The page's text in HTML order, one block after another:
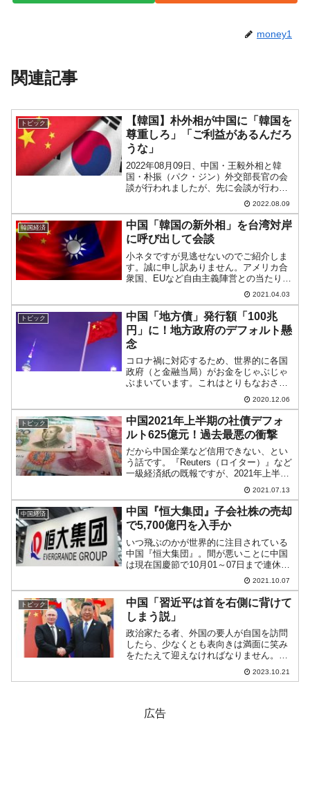
money1
関連記事
トピック
【韓国】朴外相が中国に「韓国を
尊重しろ」「ご利益があるんだろ
うな」
2022年08月09日、中国・王毅外相と韓
国・朴振（パク・ジン）外交部長官の会
談が行われましたが、先に会談が行われ
る直前の状況についての記事を上げま
す。朴振（パク・ジン）長官に興味深い
発言がありましたので。08月08日青島に
入り会談に備える...
2022.08.09
韓国経済
中国「韓国の新外相」を台湾対岸
に呼び出して会談
小ネタですが見逃せないのでご紹介しま
す。誠に申し訳ありません。アメリカ合
衆国、EUなど自由主義陣営との当たりが
厳しくなってきた中国ですが、味方に引
き入れるためか、「最も弱い輪」と目さ
れている韓国の鄭義溶（チョン・ウィヨ
ン）新外相を呼び出して...
2021.04.03
トピック
中国「地方債」発行額「100兆
円」に！地方政府のデフォルト懸
念
コロナ禍に対応するため、世界的に各国
政府（と金融当局）がお金をじゃぶじゃ
ぶまいています。これはとりもなおさず
政府が負債を増やすことでもあります。
例えば、韓国政府は3次に渡って災害支援
金を給付しますがこの財源はほとんど国
債の発行で賄うのです。...
2020.12.06
トピック
中国2021年上半期の社債デフォ
ルト625億元！過去最悪の衝撃
だから中国企業など信用できない、とい
う話です。『Reuters（ロイター）』など
一級経済紙の既報ですが、2021年上半期
の中国企業の社債のデフォルト金額が
「625.9億元」（約1兆640億円）に達しま
した。『ロイター』報道は『フィッチ』
がま...
2021.07.13
中国経済
中国『恒大集団』子会社株の売却
で5,700億円を入手か
いつ飛ぶのかが世界的に注目されている
中国『恒大集団』。間が悪いことに中国
は現在国慶節で10月01～07日まで連休で
す。先にご紹介したとおり、負債圧縮、
利払いを行うため、保有していた『盛京
銀行』の株式を売却して現金を入手する
ドタバタになってい...
2021.10.07
トピック
中国「習近平は首を右側に背けて
しまう説」
政治家たる者、外国の要人が自国を訪問
したら、少なくとも表向きは満面に笑み
をたたえて迎えなければなりません。心
の中がそのまま出てしまうような人、ま
してや「本当はこいつとは会いたくな
2023.10.21
広告